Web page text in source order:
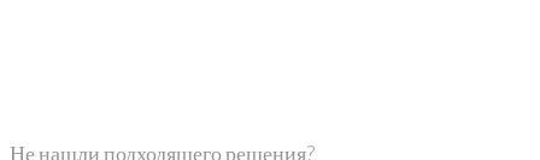
Не нашли подходящего решения?